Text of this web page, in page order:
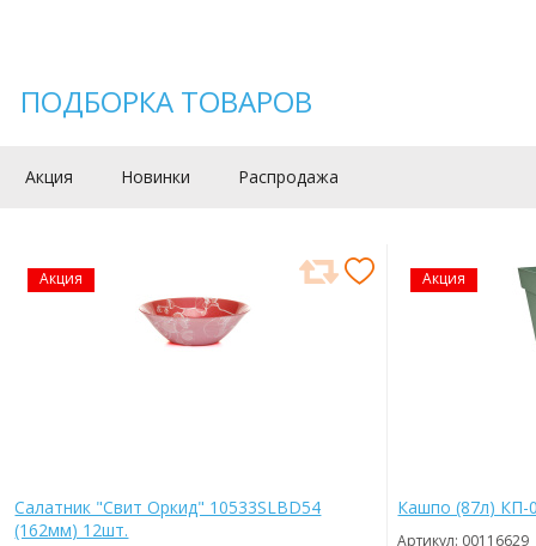
ПОДБОРКА ТОВАРОВ
Акция Новинки Распродажа
Акция
Салатник "Свит Оркид" 10533SLBD54
(162мм) 12шт.
Акция
Кашпо (87л) КП-
Артикул: 00116629